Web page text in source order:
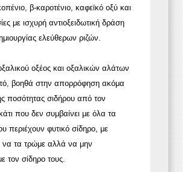
β-καροτένιο, καφεϊκό οξύ και
με ισχυρή αντιοξειδωτική δράση
ελεύθερων ριζών.
οξέος και οξαλικών αλάτων
βοηθά στην απορρόφηση ακόμα
ποσότητας σιδήρου από τον
που δεν συμβαίνει με όλα τα
περιέχουν φυτικό σίδηρο, με
να τα τρώμε αλλά να μην
τον σίδηρο τους.